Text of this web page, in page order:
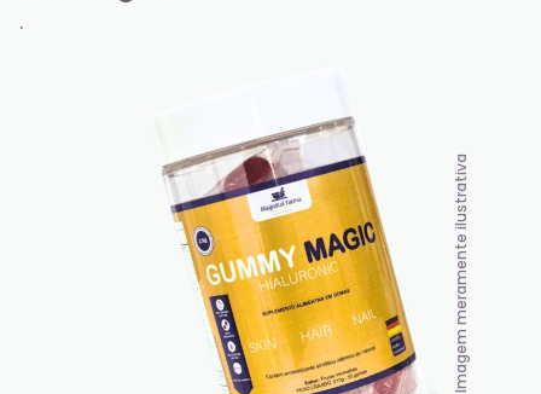
.
Imagem meramente ilustrativa